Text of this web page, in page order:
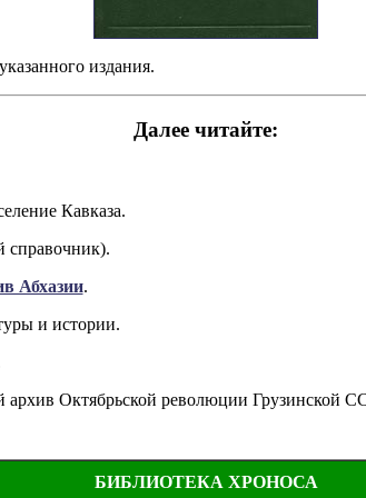
издания.
Далее читайте:
Кавказа.
справочник).
Абхазии.
и истории.
Октябрьской революции Грузинской
БИБЛИОТЕКА ХРОНОСА